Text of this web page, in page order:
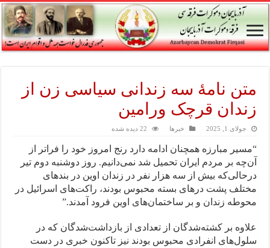
متن نامهٔ سه زندانی سیاسی زن از
زندان قرچک ورامین
جولای 1, 2025 خبرها 22 دیده شده
“مسیر مبارزه همچنان ادامه دارد رنج امروز خود را فراتر از
آن‌چه بر مردم ایران تحمیل شد نمی‌دانیم. روز دوشنبه دوم تیر
درحالی‌که بیش از سه هزار نفر در زندان اوین در بندهای
مختلف پشت درهای بسته محبوس بودند، راکت‌های اسرائیل در
محوطه زندان و بر ساختمان‌های اوین فرود آمدند.”
علاوه بر کشته‌شدگان از تعدادی از بازداشت‌شدگان که در
سلول‌های انفرادی محبوس بودند نیز تاکنون خبری در دست